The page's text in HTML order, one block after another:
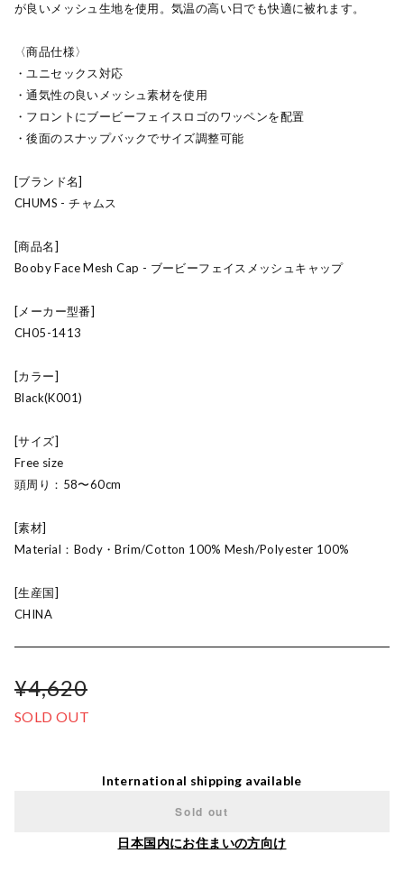
が良いメッシュ生地を使用。気温の高い日でも快適に被れます。
〈商品仕様〉
・ユニセックス対応
・通気性の良いメッシュ素材を使用
・フロントにブービーフェイスロゴのワッペンを配置
・後面のスナップバックでサイズ調整可能
[ブランド名]
CHUMS - チャムス
[商品名]
Booby Face Mesh Cap - ブービーフェイスメッシュキャップ
[メーカー型番]
CH05-1413
[カラー]
Black(K001)
[サイズ]
Free size
頭周り：58〜60cm
[素材]
Material：Body・Brim/Cotton 100% Mesh/Polyester 100%
[生産国]
CHINA
¥4,620
SOLD OUT
International shipping available
Sold out
日本国内にお住まいの方向け